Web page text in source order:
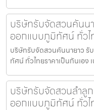
บริษัทรับจัดสวนคันน
ออกแบบภูมิทัศน์ ทั่วไ
บริษัทรับจัดสวนคันนายาว
ทัศน์ ทั่วไทยราคาเป็นกันเอ
บริษัทรับจัดสวนลำลู
ออกแบบภูมิทัศน์ ทั่วไ